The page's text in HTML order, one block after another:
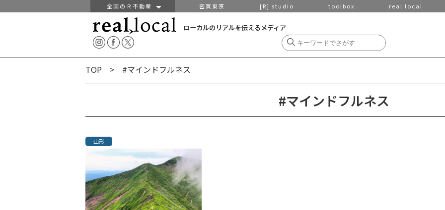
全国のＲ不動産 密買東京 [R] studio toolbox real local
ローカルのリアルを伝えるメディア
TOP > #マインドフルネス
#マインドフルネス
山形